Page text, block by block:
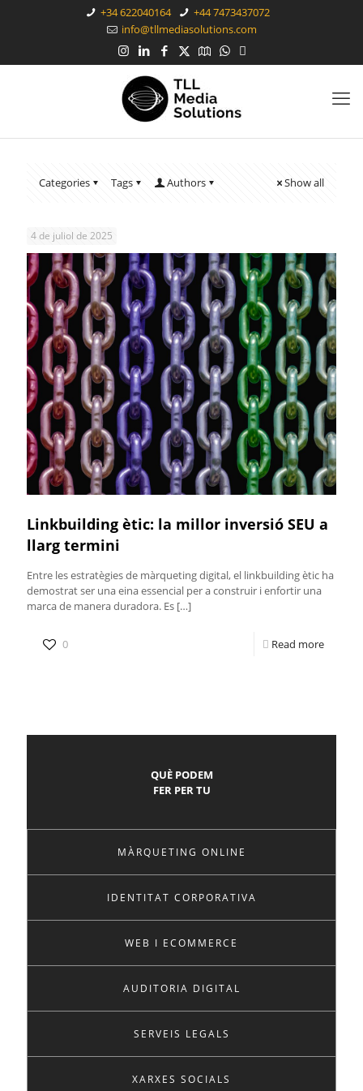
+34 622040164
+44 7473437072
info@tllmediasolutions.com
Categories Tags Authors Show all
4 de juliol de 2025
Linkbuilding ètic: la millor inversió SEU a
llarg termini
Entre les estratègies de màrqueting digital, el linkbuilding ètic ha
demostrat ser una eina essencial per a construir i enfortir una
marca de manera duradora. Es […]
0 Read more
QUÈ PODEM
FER PER TU
MÀRQUETING ONLINE
IDENTITAT CORPORATIVA
WEB I ECOMMERCE
AUDITORIA DIGITAL
SERVEIS LEGALS
XARXES SOCIALS